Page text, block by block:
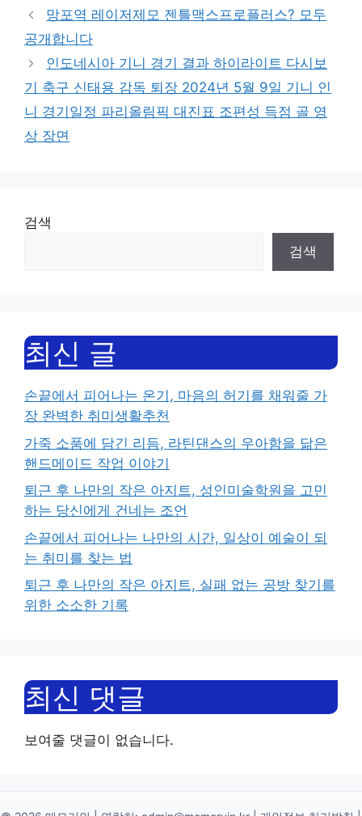
망포역 레이저제모 젠틀맥스프로플러스? 모두
공개합니다
인도네시아 기니 경기 결과 하이라이트 다시보
기 축구 신태용 감독 퇴장 2024년 5월 9일 기니 인
니 경기일정 파리올림픽 대진표 조편성 득점 골 영
상 장면
검색
검색
최신 글
손끝에서 피어나는 온기, 마음의 허기를 채워줄 가
장 완벽한 취미생활추천
가죽 소품에 담긴 리듬, 라틴댄스의 우아함을 닮은
핸드메이드 작업 이야기
퇴근 후 나만의 작은 아지트, 성인미술학원을 고민
하는 당신에게 건네는 조언
손끝에서 피어나는 나만의 시간, 일상이 예술이 되
는 취미를 찾는 법
퇴근 후 나만의 작은 아지트, 실패 없는 공방 찾기를
위한 소소한 기록
최신 댓글
보여줄 댓글이 없습니다.